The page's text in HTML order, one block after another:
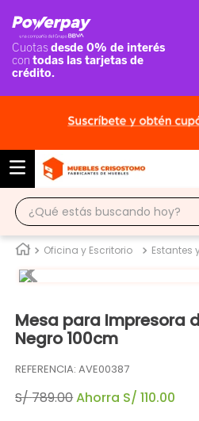
¿Qué estás buscando hoy?
Oficina y Escritorio Estantes
Mesa para Impresora
Negro 100cm
REFERENCIA:AVE00387
S/789.00Ahorra S/ 110.00